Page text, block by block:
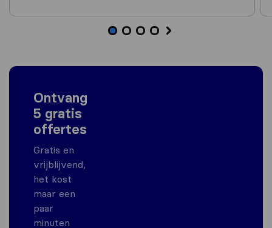
Ontvang
5 gratis
offertes
Gratis en
vrijblijvend,
het kost
maar een
paar
minuten